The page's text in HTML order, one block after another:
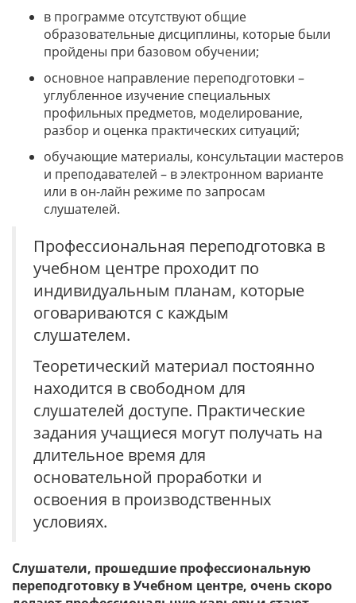
в программе отсутствуют общие
образовательные дисциплины, которые были
пройдены при базовом обучении;
основное направление переподготовки –
углубленное изучение специальных
профильных предметов, моделирование,
разбор и оценка практических ситуаций;
обучающие материалы, консультации мастеров
и преподавателей – в электронном варианте
или в он-лайн режиме по запросам
слушателей.
Профессиональная переподготовка в
учебном центре проходит по
индивидуальным планам, которые
оговариваются с каждым
слушателем.
Теоретический материал постоянно
находится в свободном для
слушателей доступе. Практические
задания учащиеся могут получать на
длительное время для
основательной проработки и
освоения в производственных
условиях.
Слушатели, прошедшие профессиональную
переподготовку в Учебном центре, очень скоро